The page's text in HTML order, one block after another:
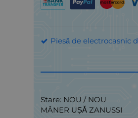
Piesă de electrocasnic
Stare: NOU / NOU
MÂNER UȘĂ ZANUSSI